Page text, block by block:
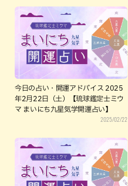
今日の占い・開運アドバイス 2025
年2月22日（土）【琉球鑑定士ミウ
マ まいにち九星気学開運占い】
2025/02/22